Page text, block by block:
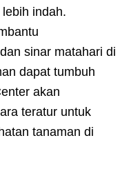
indah.
sinar matahari di
dapat tumbuh
akan
teratur untuk
tanaman di